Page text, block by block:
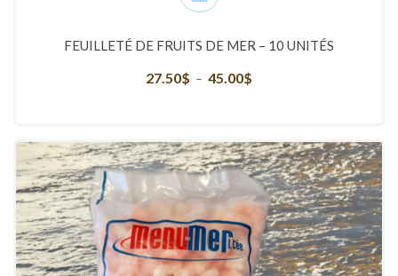
FEUILLETÉ DE FRUITS DE MER – 10 UNITÉS
27.50$ – 45.00$
à
45.00$